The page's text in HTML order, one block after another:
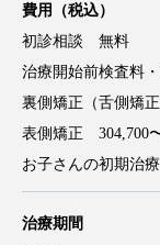
費用（税込）
初診相談 無料
治療開始前検査料
裏側矯正（舌側矯
表側矯正 304,700
お子さんの初期治
治療期間